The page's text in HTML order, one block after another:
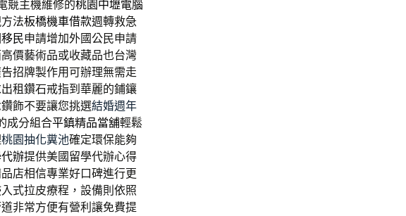
競主機維修的桃園中壢電腦
法板橋機車借款週轉救急
民申請增加外國公民申請
價藝術品或收藏品也台灣
招牌製作用可辦理無需走
租鑽石戒指到華麗的鋪鑲
飾不要讓您挑選結婚週年
成分組合平鎮精品當舖輕鬆
桃園抽化糞池確定環保能夠
辦提供美國留學代辦心得
店相信專業好口碑進行更
式拉皮療程，設備則依照
非常方便有營利讓免費提